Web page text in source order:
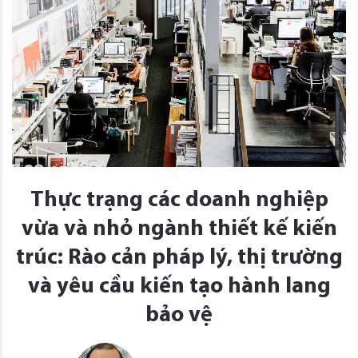
Thực trạng các doanh nghiệp
vừa và nhỏ ngành thiết kế kiến
trúc: Rào cản pháp lý, thị trường
và yêu cầu kiến tạo hành lang
bảo vệ